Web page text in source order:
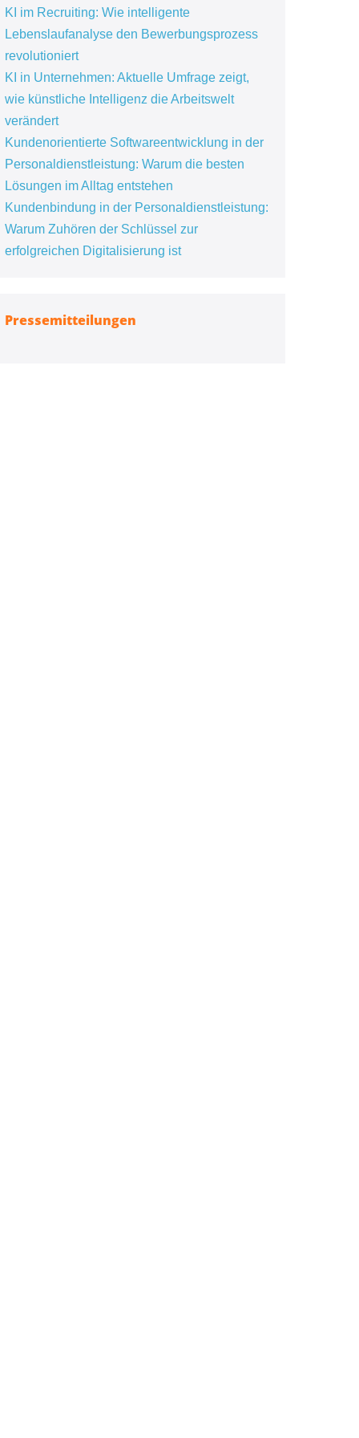
KI im Recruiting: Wie intelligente
Lebenslaufanalyse den Bewerbungsprozess
revolutioniert
KI in Unternehmen: Aktuelle Umfrage zeigt,
wie künstliche Intelligenz die Arbeitswelt
verändert
Kundenorientierte Softwareentwicklung in der
Personaldienstleistung: Warum die besten
Lösungen im Alltag entstehen
Kundenbindung in der Personaldienstleistung:
Warum Zuhören der Schlüssel zur
erfolgreichen Digitalisierung ist
Pressemitteilungen